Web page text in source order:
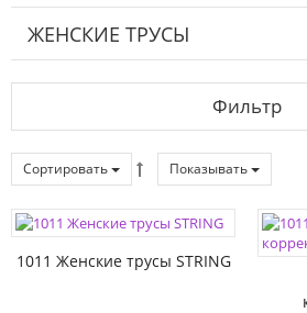
ЖЕНСКИЕ ТРУСЫ
Фильтр
Сортировать Показывать
1011 Женские трусы STRING